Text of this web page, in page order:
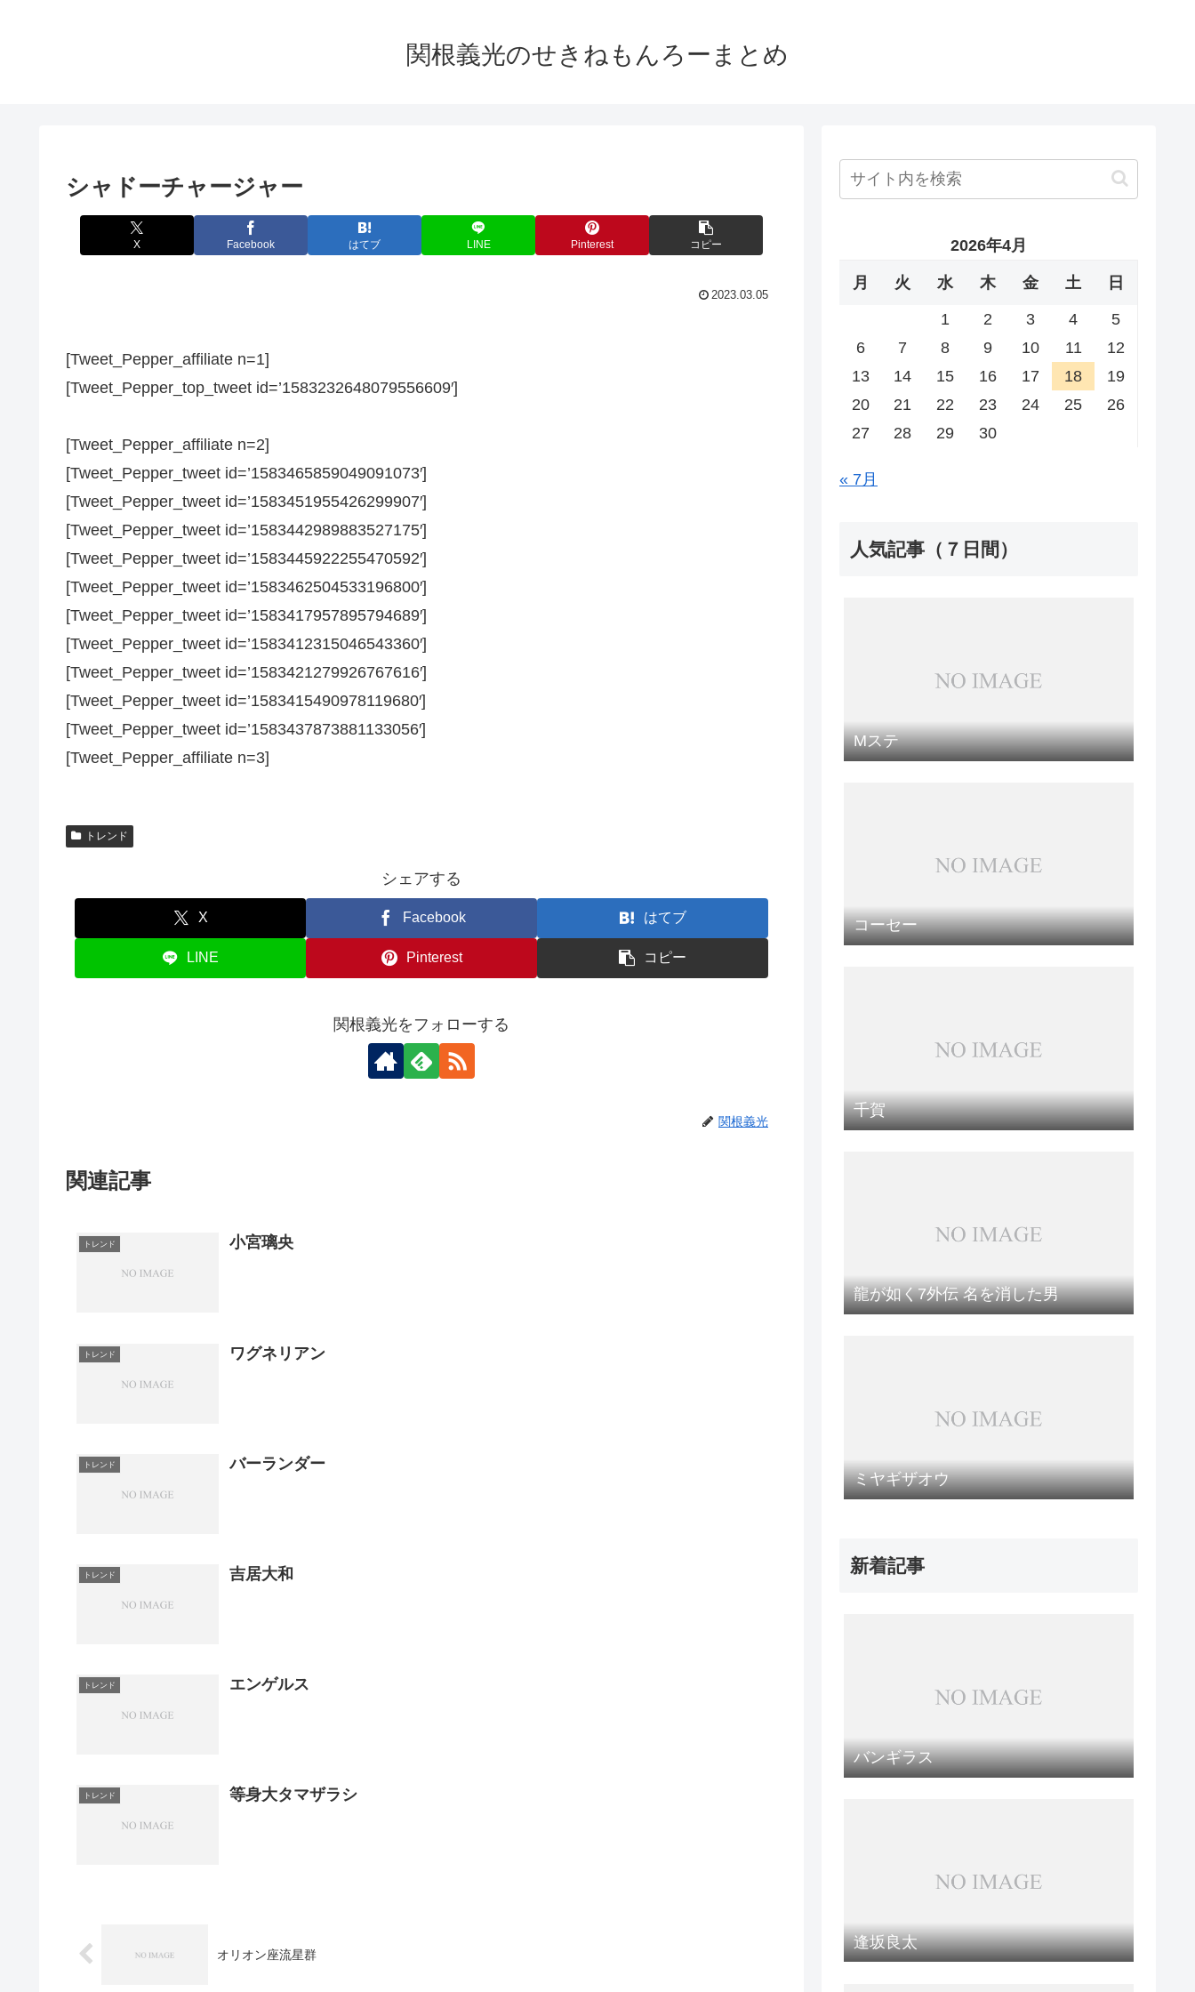
関根義光のせきねもんろーまとめ
シャドーチャージャー
X Facebook はてブ LINE Pinterest コピー
2023.03.05
[Tweet_Pepper_affiliate n=1]
[Tweet_Pepper_top_tweet id=’1583232648079556609′]
[Tweet_Pepper_affiliate n=2]
[Tweet_Pepper_tweet id=’1583465859049091073′]
[Tweet_Pepper_tweet id=’1583451955426299907′]
[Tweet_Pepper_tweet id=’1583442989883527175′]
[Tweet_Pepper_tweet id=’1583445922255470592′]
[Tweet_Pepper_tweet id=’1583462504533196800′]
[Tweet_Pepper_tweet id=’1583417957895794689′]
[Tweet_Pepper_tweet id=’1583412315046543360′]
[Tweet_Pepper_tweet id=’1583421279926767616′]
[Tweet_Pepper_tweet id=’1583415490978119680′]
[Tweet_Pepper_tweet id=’1583437873881133056′]
[Tweet_Pepper_affiliate n=3]
トレンド
シェアする
X Facebook はてブ
LINE Pinterest コピー
関根義光をフォローする
関根義光
関連記事
トレンド 小宮璃央
トレンド ワグネリアン
トレンド バーランダー
トレンド 吉居大和
トレンド エンゲルス
トレンド 等身大タマザラシ
オリオン座流星群
2026年4月
月 火 水 木 金 土 日
1 2 3 4
5
6
7 8 9 10 11
12
13
14 15 16 17 18
19
20
21 22 23 24 25
26
27
28 29 30
« 7月
人気記事（７日間）
Mステ
コーセー
千賀
龍が如く7外伝 名を消した男
ミヤギザオウ
新着記事
バンギラス
逢坂良太